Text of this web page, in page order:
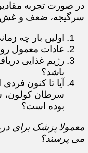
در صورت تجربه
سرگیجه، ضعف و غش
​​​​​​​​​​​​​​اولین بار چه
عادات معمول
رژیم غذایی
باشد؟
آیا تا کنون فردی
سرطان کولون،
بوده است؟​​​​​​​
معمولا پزشک برای
می پرسند؟